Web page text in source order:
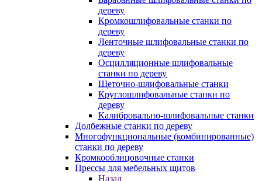
дереву
Кромкошлифовальные станки по
дереву
Ленточные шлифовальные станки по
дереву
Осцилляционные шлифовальные
станки по дереву
Щеточно-шлифовальные станки
Круглошлифовальные станки по
дереву
Калибровально-шлифовальные станки
Долбежные станки по дереву
Многофункциональные (комбинированные)
станки по дереву
Кромкооблицовочные станки
Прессы для мебельных щитов
Назад